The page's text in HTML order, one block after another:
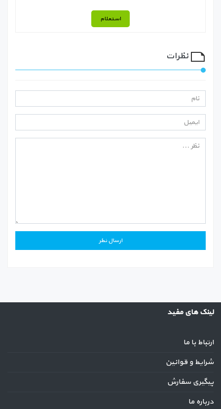
استعلام
نظرات
لینک های مفید
ارتباط با ما
شرایط و قوانین
پیگیری سفارش
درباره ما